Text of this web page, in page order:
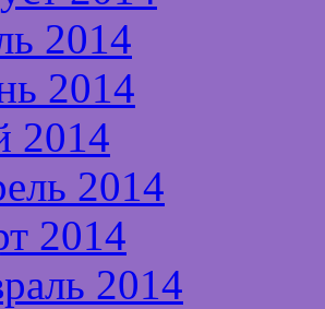
2014
2014
2014
2014
2014
2014